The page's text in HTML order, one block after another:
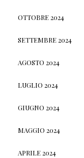
OTTOBRE 2024
SETTEMBRE 2024
AGOSTO 2024
LUGLIO 2024
GIUGNO 2024
MAGGIO 2024
APRILE 2024